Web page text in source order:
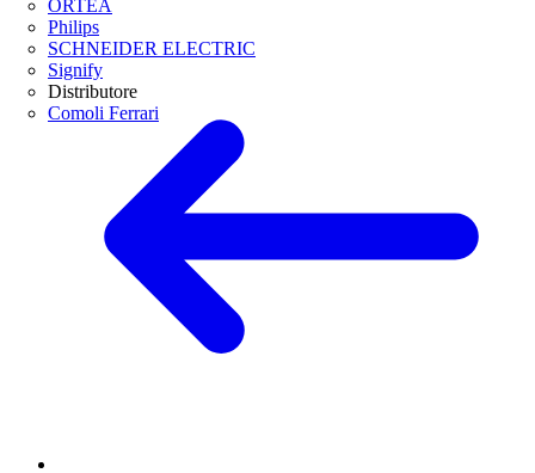
ORTEA
Philips
SCHNEIDER ELECTRIC
Signify
Distributore
Comoli Ferrari